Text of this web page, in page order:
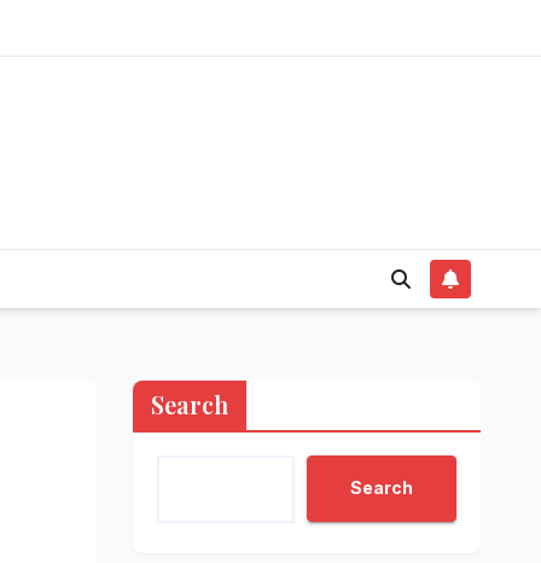
Search
Search